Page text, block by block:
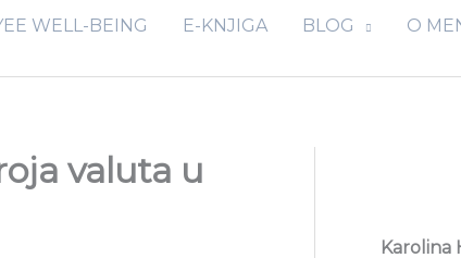
WELL-BEING E-KNJIGA BLOG O
valuta u
Karolina